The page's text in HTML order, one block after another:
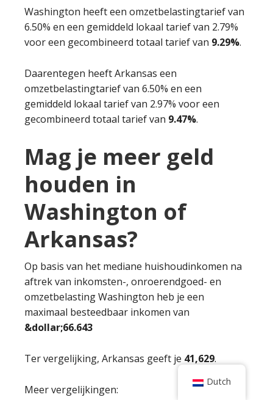
Washington heeft een omzetbelastingtarief van
6.50% en een gemiddeld lokaal tarief van 2.79%
voor een gecombineerd totaal tarief van 9.29%.
Daarentegen heeft Arkansas een
omzetbelastingtarief van 6.50% en een
gemiddeld lokaal tarief van 2.97% voor een
gecombineerd totaal tarief van 9.47%.
Mag je meer geld
houden in
Washington of
Arkansas?
Op basis van het mediane huishoudinkomen na
aftrek van inkomsten-, onroerendgoed- en
omzetbelasting Washington heb je een
maximaal besteedbaar inkomen van
&dollar;66.643
Ter vergelijking, Arkansas geeft je 41,629.
Meer vergelijkingen:
Dutch